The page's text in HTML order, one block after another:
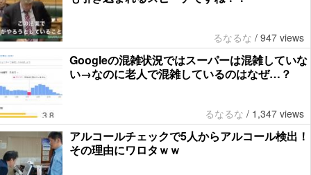
るなるな / 947 views
Googleの混雑状況ではスーパーは混雑していな
い→なのに老人で混雑しているのはなぜ…？
るなるな / 1,347 views
アルコールチェックで5人からアルコール検出！
その理由にワロタｗｗ